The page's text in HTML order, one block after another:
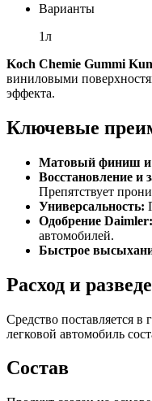
Варианты
1л
Koch Chemie Gummi
виниловыми
эффекта.
Ключевые
Матовый финиш и
Восстановление и
Препятствует
Универсальность:
Одобрение Daimler:
автомобилей.
Быстрое
Расход и
Средство поставляется
легковой автомобиль
Состав